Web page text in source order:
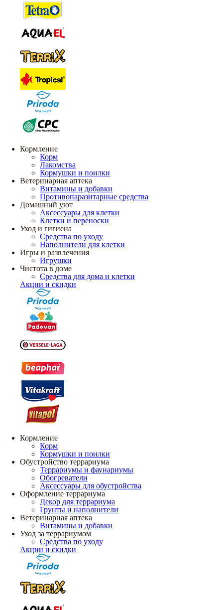
Кормление
Корм
Лакомства
Кормушки и поилки
Ветеринарная аптека
Витамины и добавки
Противопаразитарные средства
Домашний уют
Аксессуары для клетки
Клетки и переноски
Уход и гигиена
Средства по уходу
Наполнители для клетки
Игры и развлечения
Игрушки
Чистота в доме
Средства для дома и клетки
Акции и скидки
Кормление
Корм
Кормушки и поилки
Обустройство террариума
Террариумы и фаунариумы
Обогреватели
Аксессуары для обустройства
Оформление террариума
Декор для террариума
Грунты и наполнители
Ветеринарная аптека
Витамины и добавки
Уход за террариумом
Средства по уходу
Акции и скидки